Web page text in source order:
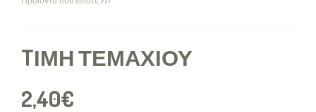
TΙΜΉ ΤΕΜΑΧΊΟΥ
2,40€